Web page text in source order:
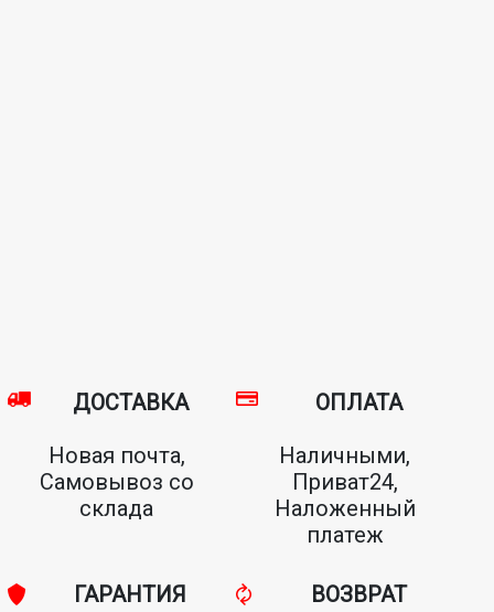
ДОСТАВКА
Новая почта,
Самовывоз со
склада
ОПЛАТА
Наличными,
Приват24,
Наложенный
платеж
ГАРАНТИЯ
ВОЗВРАТ